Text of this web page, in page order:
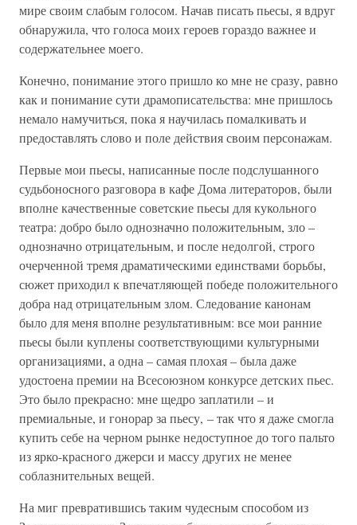
мире своим слабым голосом. Начав писать пьесы, я вдруг
обнаружила, что голоса моих героев гораздо важнее и
содержательнее моего.
Конечно, понимание этого пришло ко мне не сразу, равно
как и понимание сути драмописательства: мне пришлось
немало намучиться, пока я научилась помалкивать и
предоставлять слово и поле действия своим персонажам.
Первые мои пьесы, написанные после подслушанного
судьбоносного разговора в кафе Дома литераторов, были
вполне качественные советские пьесы для кукольного
театра: добро было однозначно положительным, зло –
однозначно отрицательным, и после недолгой, строго
очерченной тремя драматическими единствами борьбы,
сюжет приходил к впечатляющей победе положительного
добра над отрицательным злом. Следование канонам
было для меня вполне результативным: все мои ранние
пьесы были куплены соответствующими культурными
организациями, а одна – самая плохая – была даже
удостоена премии на Всесоюзном конкурсе детских пьес.
Это было прекрасно: мне щедро заплатили – и
премиальные, и гонорар за пьесу, – так что я даже смогла
купить себе на черном рынке недоступное до того пальто
из ярко-красного джерси и массу других не менее
соблазнительных вещей.
На миг превратившись таким чудесным способом из